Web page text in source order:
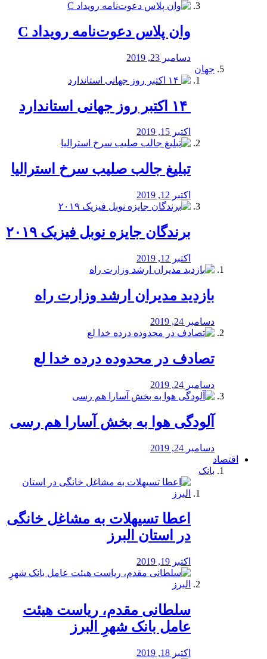
وان پلاس دعوت‌نامه رویداد C
دسامبر 23, 2019
جهان
اکتبر 15, 2019
تبلیغ جالب صلیب سرخ استرالیا
اکتبر 12, 2019
برندگان جایزه نوبل فیزیک ۲۰۱۹
اکتبر 12, 2019
بازدید مدیران ارشد وزارت راه
دسامبر 24, 2019
تصادف در محدوده درده خدا لع
دسامبر 24, 2019
آلودگی هوا به بخش آسارا هم رسی
دسامبر 24, 2019
اقتصاد
بانک
️اعطا تسیهلات به مشاغل خانگی
در استان البرز
اکتبر 19, 2019
سلطانی مقدم، ریاست هیئت
عامل بانک شهرِ البرز
اکتبر 18, 2019